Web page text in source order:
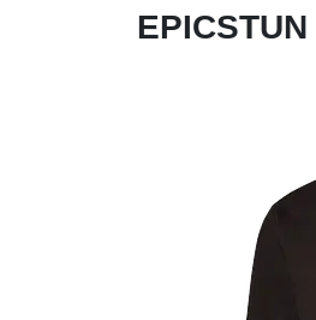
EPICSTUN